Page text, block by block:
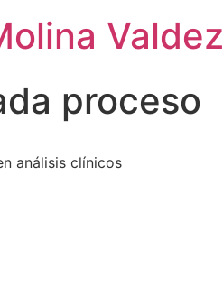
Valdez
proceso
análisis clínicos